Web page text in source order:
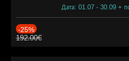
Дата: 01.07 - 30.09 +
-25%
192.00€